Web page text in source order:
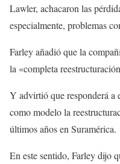
Lawler, achacaron las
especialmente, problemas
Farley añadió que la
la «completa
Y advirtió que responderá a
como modelo la
últimos años en Suramérica.
En este sentido, Farley dijo